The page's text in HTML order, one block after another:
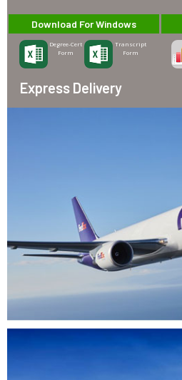
Download For Windows
Degree-Cert
Form
Transcript
Form
Express Delivery